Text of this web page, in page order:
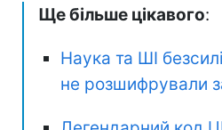
Ще більше цікавого:
Наука та ШІ
не розшифрували